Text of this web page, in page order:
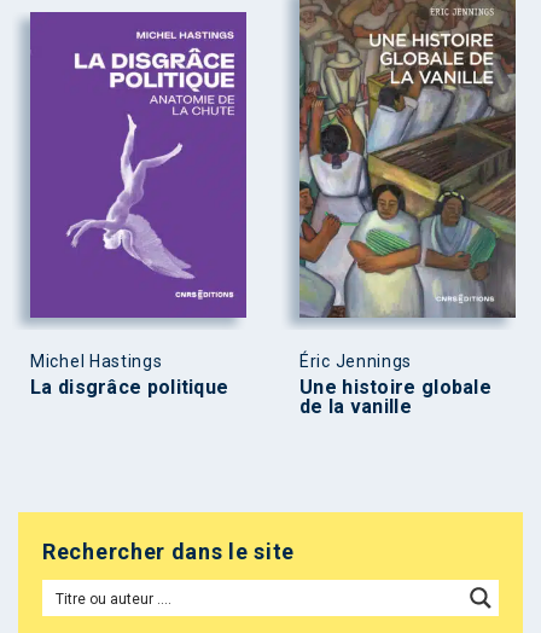
Michel Hastings
La disgrâce politique
Éric Jennings
Une histoire globale
de la vanille
Rechercher dans le site